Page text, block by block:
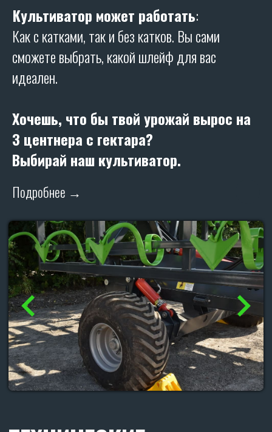
Культиватор может работать:
Как с катками, так и без катков. Вы сами
сможете выбрать, какой шлейф для вас
идеален.
Хочешь, что бы твой урожай вырос на
3 центнера с гектара?
Выбирай наш культиватор.
Подробнее →
Глубина обработки, см: от 3 до 12
Рабочая скорость, км/ч: до 12
Требуемая мощность трактора, л.с.: 180
Ширина захвата, м: 8,5
Производительность, га/час: от 10,2
Количество рядов 4
Количество рабочих органов, шт: 42
(наплавка гранит)
Лапа 260 мм (производство SKR - Россия)
Тип стойки S-образная стойка 65х12
(производство SKR - Россия)
Количество катков, шт: 4
Диаметр катков шлейфа, мм: 430
.....ГАБАРИТЫ
Высота в рабочем положении, мм: 1400
Длина в рабочем положении, мм: 8500
ТЕХНИЧЕСКИЕ
ХАРАКТЕРИСТИКИ: